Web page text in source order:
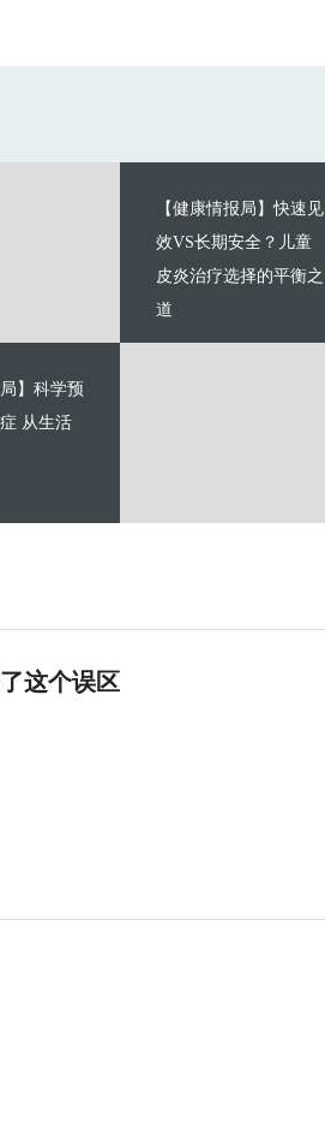
【健康情报局】快速见
效VS长期安全？儿童
皮炎治疗选择的平衡之
道
】科学预
从生活
这个误区